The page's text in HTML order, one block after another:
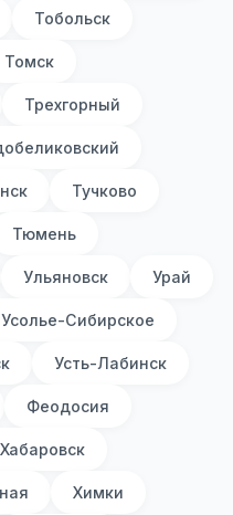
Тобольск
Томск
Трехгорный
Тучково
Тюмень
Ульяновск Урай
Усолье-Сибирское
Усть-Лабинск
Феодосия
Хабаровск
Химки